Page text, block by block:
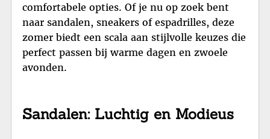
comfortabele opties. Of je nu op zoek bent
naar sandalen, sneakers of espadrilles, deze
zomer biedt een scala aan stijlvolle keuzes die
perfect passen bij warme dagen en zwoele
avonden.
Sandalen: Luchtig en Modieus